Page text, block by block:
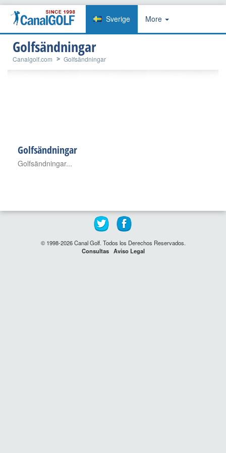
Sverige More
Golfsändningar
Canalgolf.com Golfsändningar
Golfsändningar
Golfsändningar...
© 1998-2026 Canal Golf. Todos los Derechos Reservados.
Consultas Aviso Legal